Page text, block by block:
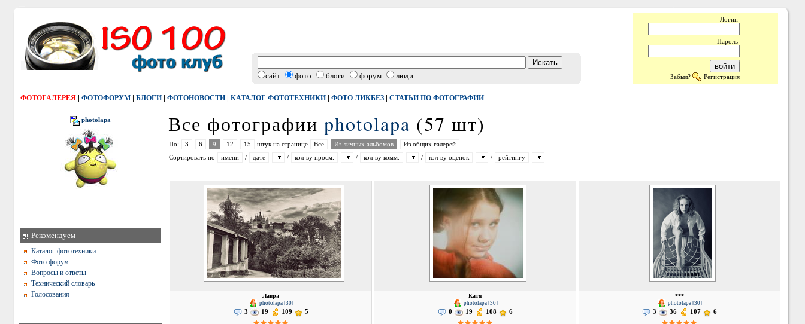
сайт фото блоги форум люди
Логин
Пароль
Забыл? Регистрация
ФОТОГАЛЕРЕЯ | ФОТОФОРУМ | БЛОГИ | ФОТОНОВОСТИ | КАТАЛОГ ФОТОТЕХНИКИ | ФОТО ЛИКБЕЗ | СТАТЬИ ПО ФОТОГРАФИИ
photolapa
Рекомендуем
Каталог фототехники
Фото форум
Вопросы и ответы
Технический словарь
Голосования
Все фотографии photolapa (57 шт)
По: 3 6 9 12 15 штук на странице Все Из личных альбомов
Из общих галерей
Сортировать по
имени / дате / кол-ву просм. / кол-ву комм. / кол-ву оценок / рейтингу
Лавра
photolapa [30]
3 19 109 5
Катя
photolapa [30]
0 19 108 6
***
photolapa [30]
3 36 107 6